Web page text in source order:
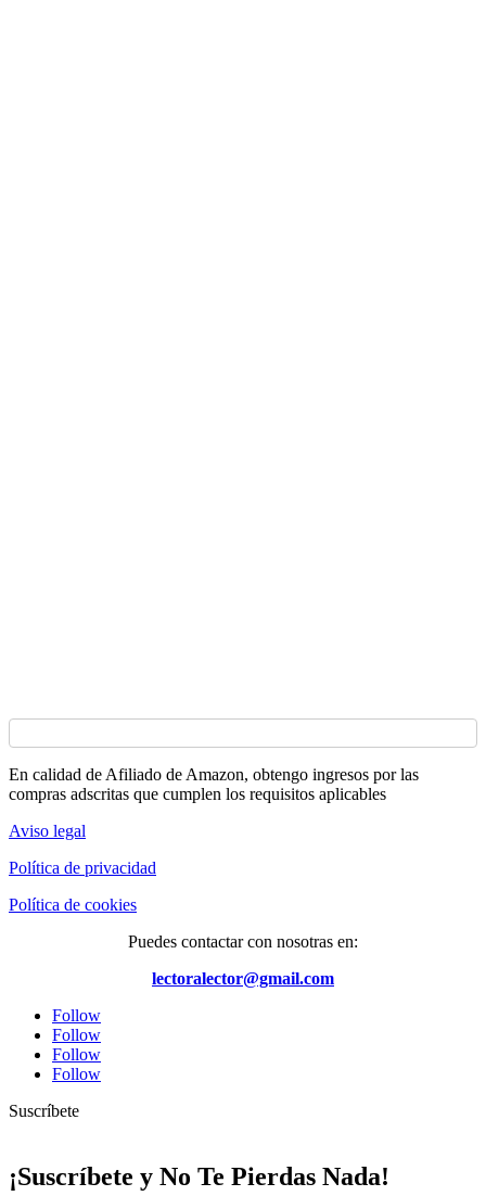
En calidad de Afiliado de Amazon, obtengo ingresos por las
compras adscritas que cumplen los requisitos aplicables
Aviso legal
Política de privacidad
Política de cookies
Puedes contactar con nosotras en:
lectoralector@gmail.com
Follow
Follow
Follow
Follow
Suscríbete
¡Suscríbete y No Te Pierdas Nada!